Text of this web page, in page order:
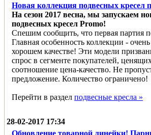
Новая коллекция подвесных кресел
На сезон 2017 весна, мы запускаем
подвесных кресел Promo!
Спешим сообщить, что первая партия
Главная особенность коллекции -
хорошем качестве! Эти модели
спрос в сегменте покупателей,
соотношение цена-качество. Не
предложение. Количество ограничено!
Перейти в раздел подвесные кресла »
28-02-2017 17:34
Обновление товарной линейки!